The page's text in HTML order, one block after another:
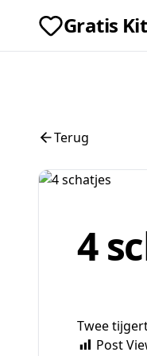
Gratis
Terug
4
Twee
Post